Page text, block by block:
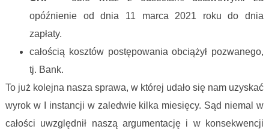
opóźnienie od dnia 11 marca 2021 roku do dnia
zapłaty.
całością kosztów postępowania obciążył pozwanego,
tj. Bank.
To już kolejna nasza sprawa, w której udało się nam uzyskać
wyrok w I instancji w zaledwie kilka miesięcy. Sąd niemal w
całości uwzględnił naszą argumentację i w konsekwencji